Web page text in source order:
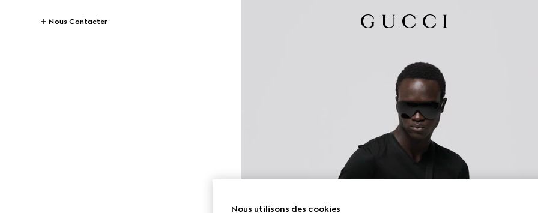
Nous Contacter
Nous utilisons des cookies